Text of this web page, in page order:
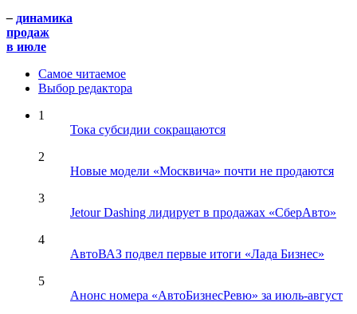
– динамика
продаж
в июле
Самое читаемое
Выбор редактора
1
Тока субсидии сокращаются
2
Новые модели «Москвича» почти не продаются
3
Jetour Dashing лидирует в продажах «СберАвто»
4
АвтоВАЗ подвел первые итоги «Лада Бизнес»
5
Анонс номера «АвтоБизнесРевю» за июль-август